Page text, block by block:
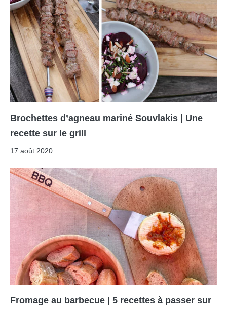
Brochettes d’agneau mariné Souvlakis | Une
recette sur le grill
17 août 2020
Fromage au barbecue | 5 recettes à passer sur